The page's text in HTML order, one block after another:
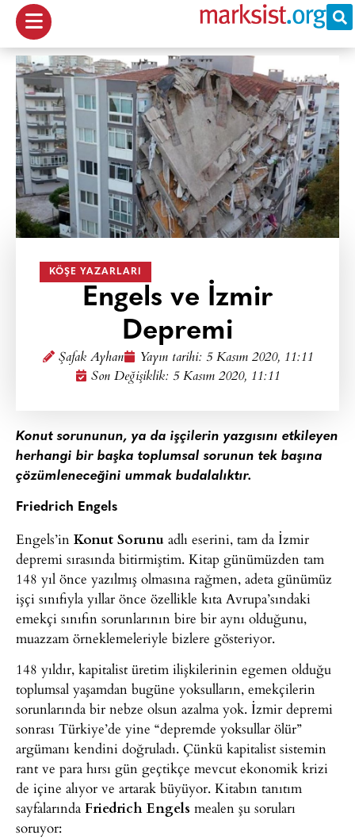
KÖŞE YAZARLARI
Engels ve İzmir
Depremi
Şafak Ayhan Yayın tarihi: 5 Kasım 2020, 11:11
Son Değişiklik: 5 Kasım 2020, 11:11
Konut sorununun, ya da işçilerin yazgısını etkileyen
herhangi bir başka toplumsal sorunun tek başına
çözümleneceğini ummak budalalıktır.
Friedrich Engels
Engels’in Konut Sorunu adlı eserini, tam da İzmir
depremi sırasında bitirmiştim. Kitap günümüzden tam
148 yıl önce yazılmış olmasına rağmen, adeta günümüz
işçi sınıfıyla yıllar önce özellikle kıta Avrupa’sındaki
emekçi sınıfın sorunlarının bire bir aynı olduğunu,
muazzam örneklemeleriyle bizlere gösteriyor.
148 yıldır, kapitalist üretim ilişkilerinin egemen olduğu
toplumsal yaşamdan bugüne yoksulların, emekçilerin
sorunlarında bir nebze olsun azalma yok. İzmir depremi
sonrası Türkiye’de yine “depremde yoksullar ölür”
argümanı kendini doğruladı. Çünkü kapitalist sistemin
rant ve para hırsı gün geçtikçe mevcut ekonomik krizi
de içine alıyor ve artarak büyüyor. Kitabın tanıtım
sayfalarında Friedrich Engels mealen şu soruları
soruyor: